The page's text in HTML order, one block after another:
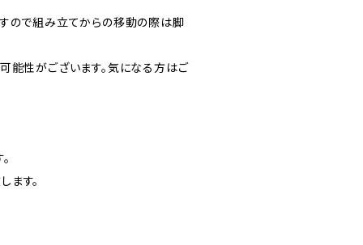
ので組み立てからの移動の際は脚
能性がございます。気になる方はご
ます。